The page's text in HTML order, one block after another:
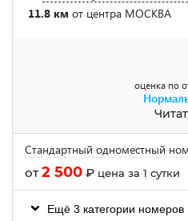
11.8 км от центра МОСКВА
оценка по
Стандартный одноместный
от2 500 ₽ цена за 1 сутки
Ещё 3 категории номеров